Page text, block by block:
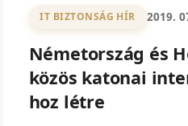
IT BIZTONSÁG HÍR 2019.
Németország és
közös katonai
hoz létre